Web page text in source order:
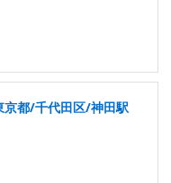
京都/千代田区/神田駅